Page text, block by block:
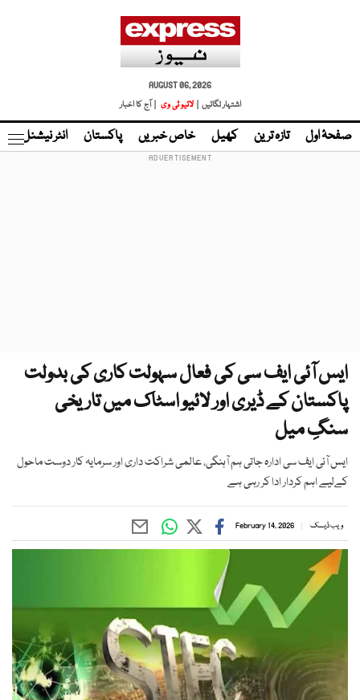
AUGUST 06, 2026
اشتہار لگائیں |
لائیو ٹی وی | آج کا اخبار
صفحۂ اول تازہ ترین کھیل خاص خبریں پاکستان انٹر نیشنل
ایس آئی ایف سی کی فعال سہولت کاری کی بدولت
پاکستان کے ڈیری اور لائیو اسٹاک میں تاریخی
سنگِ میل
ایس آئی ایف سی ادارہ جاتی ہم آہنگی، عالمی شراکت داری اور سرمایہ کار دوست ماحول
کےلیے اہم کردار ادا کر رہی ہے
ویب ڈیسک February 14, 2026